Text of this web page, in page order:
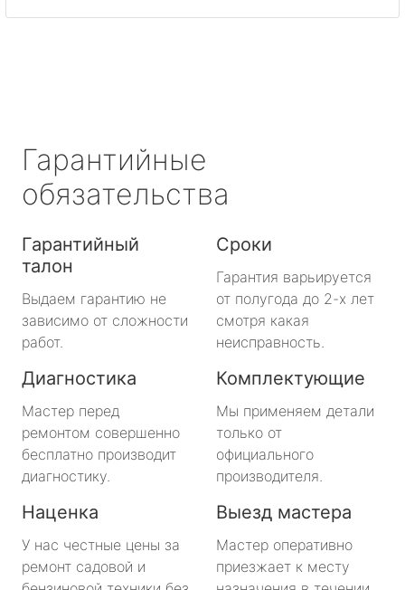
Гарантийные
обязательства
Гарантийный
талон
Выдаем гарантию не
зависимо от сложности
работ.
Сроки
Гарантия варьируется
от полугода до 2-х лет
смотря какая
неисправность.
Диагностика
Мастер перед
ремонтом совершенно
бесплатно производит
диагностику.
Комплектующие
Мы применяем детали
только от
официального
производителя.
Наценка
У нас честные цены за
ремонт садовой и
Выезд мастера
Мастер оперативно
приезжает к месту